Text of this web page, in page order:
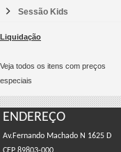
Sessão Kids
Liquidação
Veja todos os itens com preços
especiais
ENDEREÇO
Av.Fernando Machado N 1625 D